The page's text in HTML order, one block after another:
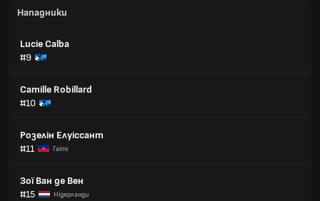
Нападники
Lucie Calba
#9
Camille Robillard
#10
Розелін Елуіссант
#11
Гаїті
Зої Ван де Вен
#15
Нідерланди